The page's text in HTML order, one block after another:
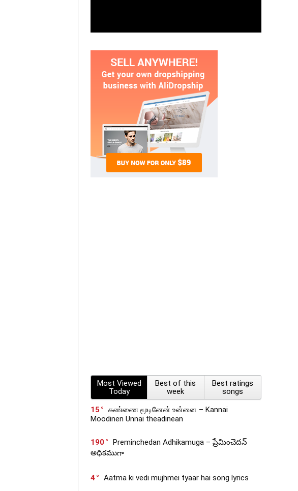
Most Viewed
Today
Best of this
week
Best ratings
songs
15
கண்ணை மூடினேன் உன்னை – Kannai
Moodinen Unnai theadinean
190
Preminchedan Adhikamuga – ప్రేమించెదన్
అధికముగా
4 Aatma ki vedi mujhmei tyaar hai song lyrics